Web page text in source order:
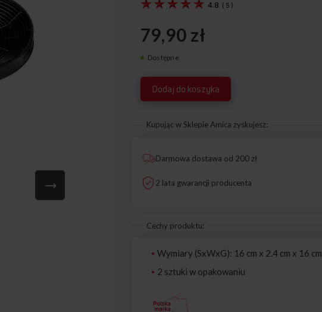
4.8 ( 5 )
79,90 zł
Dostępne
Dodaj do koszyka
Kupując w Sklepie Amica zyskujesz:
Darmowa dostawa od 200 zł
2 lata gwarancji producenta
Cechy produktu:
Wymiary (SxWxG): 16 cm x 2.4 cm x 16 cm
2 sztuki w opakowaniu